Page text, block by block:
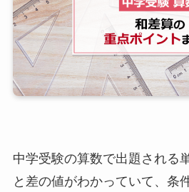
中学受験の算数で出題される
と差の値がわかっていて、条